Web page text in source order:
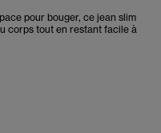
pour bouger, ce jean slim
corps tout en restant facile à